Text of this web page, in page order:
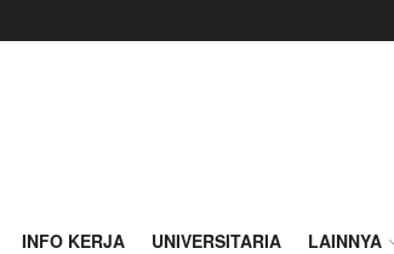
INFO KERJA UNIVERSITARIA LAINNYA